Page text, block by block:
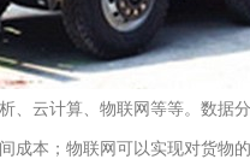
、云计算、物联网等等。数
成本；物联网可以实现对货物